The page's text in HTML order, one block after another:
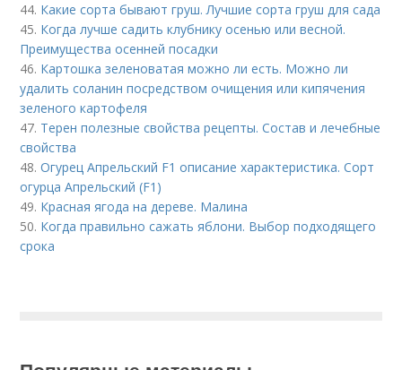
44. Какие сорта бывают груш. Лучшие сорта груш для сада
45. Когда лучше садить клубнику осенью или весной.
Преимущества осенней посадки
46. Картошка зеленоватая можно ли есть. Можно ли
удалить соланин посредством очищения или кипячения
зеленого картофеля
47. Терен полезные свойства рецепты. Состав и лечебные
свойства
48.Огурец Апрельский F1 описание характеристика. Сорт
огурца Апрельский (F1)
49. Красная ягода на дереве. Малина
50. Когда правильно сажать яблони. Выбор подходящего
срока